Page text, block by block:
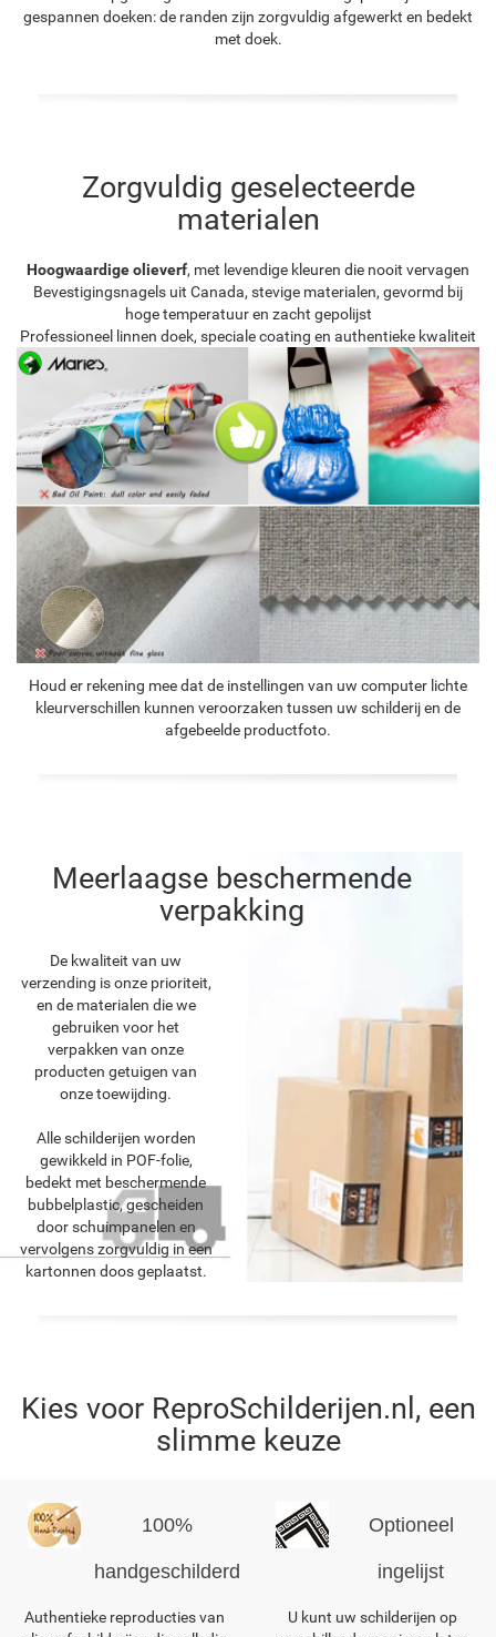
gespannen doeken: de randen zijn zorgvuldig afgewerkt en bedekt
met doek.
Zorgvuldig geselecteerde
materialen
Hoogwaardige olieverf, met levendige kleuren die nooit vervagen
Bevestigingsnagels uit Canada, stevige materialen, gevormd bij
hoge temperatuur en zacht gepolijst
Professioneel linnen doek, speciale coating en authentieke kwaliteit
Houd er rekening mee dat de instellingen van uw computer lichte
kleurverschillen kunnen veroorzaken tussen uw schilderij en de
afgebeelde productfoto.
Meerlaagse beschermende
verpakking
De kwaliteit van uw
verzending is onze prioriteit,
en de materialen die we
gebruiken voor het
verpakken van onze
producten getuigen van
onze toewijding.
Alle schilderijen worden
gewikkeld in POF-folie,
bedekt met beschermende
bubbelplastic, gescheiden
door schuimpanelen en
vervolgens zorgvuldig in een
kartonnen doos geplaatst.
Kies voor ReproSchilderijen.nl, een
slimme keuze
100%
handgeschilderd
Authentieke reproducties van
Optioneel
ingelijst
U kunt uw schilderijen op